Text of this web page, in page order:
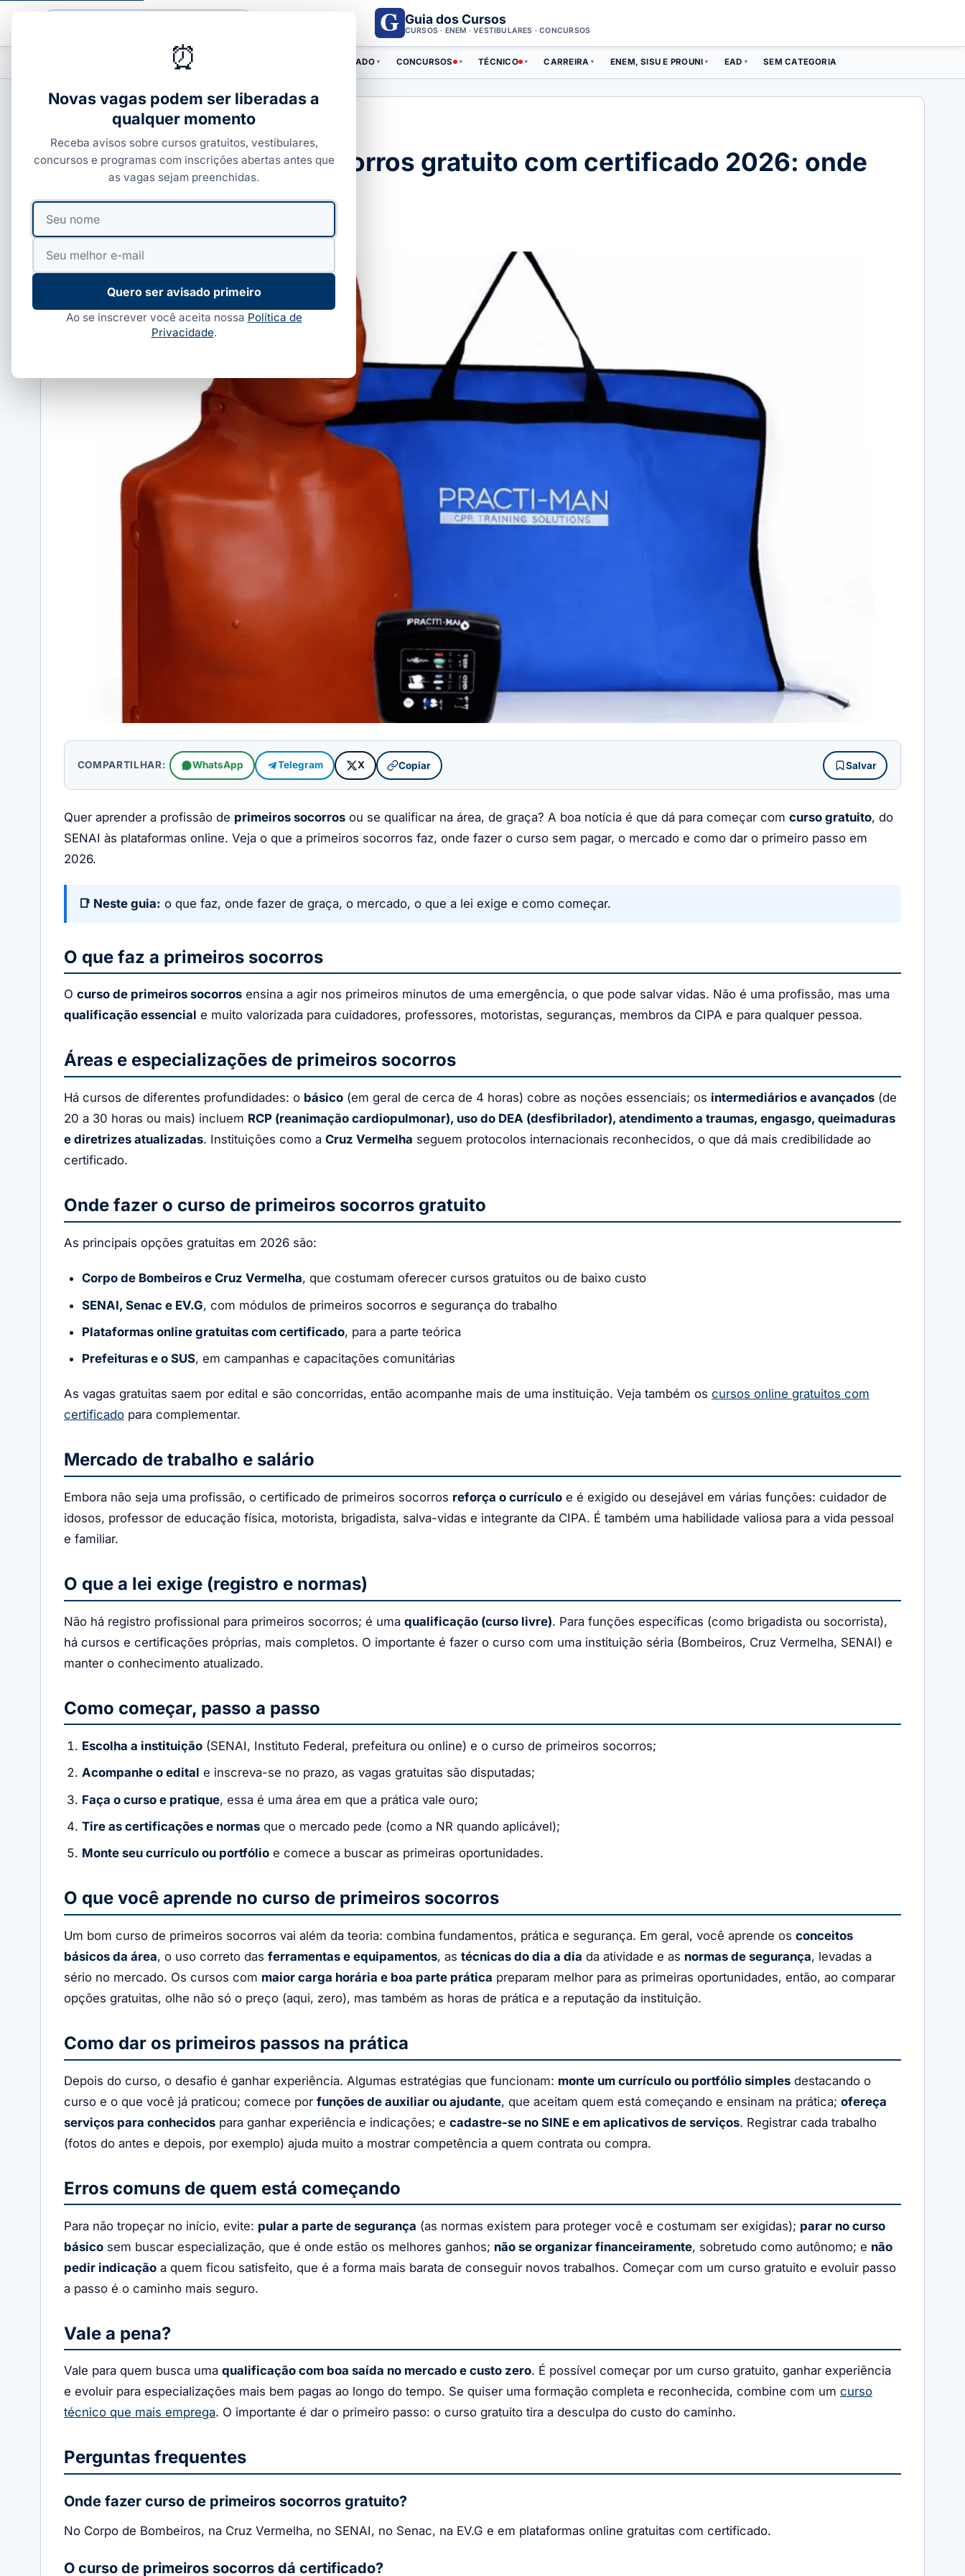
Guia dos Cursos
CURSOS · ENEM · VESTIBULARES · CONCURSOS
PROFISSIONALIZANTES CURSOS COM CERTIFICADO ▾ CONCURSOS ▾ TÉCNICO ▾ CARREIRA ▾ ENEM, SISU E PROUNI ▾ EAD ▾ SEM CATEGORIA
PROFISSIONALIZANTES E ÁREAS
Curso de primeiros socorros gratuito com certificado 2026: onde
fazer
PorIvan Alves
COMPARTILHAR: WhatsApp Telegram X Copiar Salvar
Quer aprender a profissão de primeiros socorros ou se qualificar na área, de graça? A boa notícia é que dá para começar com curso gratuito, do
SENAI às plataformas online. Veja o que a primeiros socorros faz, onde fazer o curso sem pagar, o mercado e como dar o primeiro passo em
2026.
📑 Neste guia: o que faz, onde fazer de graça, o mercado, o que a lei exige e como começar.
O que faz a primeiros socorros
O curso de primeiros socorros ensina a agir nos primeiros minutos de uma emergência, o que pode salvar vidas. Não é uma profissão, mas uma
qualificação essencial e muito valorizada para cuidadores, professores, motoristas, seguranças, membros da CIPA e para qualquer pessoa.
Áreas e especializações de primeiros socorros
Há cursos de diferentes profundidades: o básico (em geral de cerca de 4 horas) cobre as noções essenciais; os intermediários e avançados (de
20 a 30 horas ou mais) incluem RCP (reanimação cardiopulmonar), uso do DEA (desfibrilador), atendimento a traumas, engasgo, queimaduras
e diretrizes atualizadas. Instituições como a Cruz Vermelha seguem protocolos internacionais reconhecidos, o que dá mais credibilidade ao
certificado.
Onde fazer o curso de primeiros socorros gratuito
As principais opções gratuitas em 2026 são:
Corpo de Bombeiros e Cruz Vermelha, que costumam oferecer cursos gratuitos ou de baixo custo
SENAI, Senac e EV.G, com módulos de primeiros socorros e segurança do trabalho
Plataformas online gratuitas com certificado, para a parte teórica
Prefeituras e o SUS, em campanhas e capacitações comunitárias
As vagas gratuitas saem por edital e são concorridas, então acompanhe mais de uma instituição. Veja também os cursos online gratuitos com
certificado para complementar.
Mercado de trabalho e salário
Embora não seja uma profissão, o certificado de primeiros socorros reforça o currículo e é exigido ou desejável em várias funções: cuidador de
idosos, professor de educação física, motorista, brigadista, salva-vidas e integrante da CIPA. É também uma habilidade valiosa para a vida pessoal
e familiar.
O que a lei exige (registro e normas)
Não há registro profissional para primeiros socorros; é uma qualificação (curso livre). Para funções específicas (como brigadista ou socorrista),
há cursos e certificações próprias, mais completos. O importante é fazer o curso com uma instituição séria (Bombeiros, Cruz Vermelha, SENAI) e
manter o conhecimento atualizado.
Como começar, passo a passo
Escolha a instituição (SENAI, Instituto Federal, prefeitura ou online) e o curso de primeiros socorros;
Acompanhe o edital e inscreva-se no prazo, as vagas gratuitas são disputadas;
Faça o curso e pratique, essa é uma área em que a prática vale ouro;
Tire as certificações e normas que o mercado pede (como a NR quando aplicável);
Monte seu currículo ou portfólio e comece a buscar as primeiras oportunidades.
O que você aprende no curso de primeiros socorros
Um bom curso de primeiros socorros vai além da teoria: combina fundamentos, prática e segurança. Em geral, você aprende os conceitos
básicos da área, o uso correto das ferramentas e equipamentos, as técnicas do dia a dia da atividade e as normas de segurança, levadas a
sério no mercado. Os cursos com maior carga horária e boa parte prática preparam melhor para as primeiras oportunidades, então, ao comparar
opções gratuitas, olhe não só o preço (aqui, zero), mas também as horas de prática e a reputação da instituição.
Como dar os primeiros passos na prática
Depois do curso, o desafio é ganhar experiência. Algumas estratégias que funcionam: monte um currículo ou portfólio simples destacando o
curso e o que você já praticou; comece por funções de auxiliar ou ajudante, que aceitam quem está começando e ensinam na prática; ofereça
serviços para conhecidos para ganhar experiência e indicações; e cadastre-se no SINE e em aplicativos de serviços. Registrar cada trabalho
(fotos do antes e depois, por exemplo) ajuda muito a mostrar competência a quem contrata ou compra.
Erros comuns de quem está começando
Para não tropeçar no início, evite: pular a parte de segurança (as normas existem para proteger você e costumam ser exigidas); parar no curso
básico sem buscar especialização, que é onde estão os melhores ganhos; não se organizar financeiramente, sobretudo como autônomo; e não
pedir indicação a quem ficou satisfeito, que é a forma mais barata de conseguir novos trabalhos. Começar com um curso gratuito e evoluir passo
a passo é o caminho mais seguro.
Vale a pena?
Vale para quem busca uma qualificação com boa saída no mercado e custo zero. É possível começar por um curso gratuito, ganhar experiência
e evoluir para especializações mais bem pagas ao longo do tempo. Se quiser uma formação completa e reconhecida, combine com um curso
técnico que mais emprega. O importante é dar o primeiro passo: o curso gratuito tira a desculpa do custo do caminho.
Perguntas frequentes
Onde fazer curso de primeiros socorros gratuito?
No Corpo de Bombeiros, na Cruz Vermelha, no SENAI, no Senac, na EV.G e em plataformas online gratuitas com certificado.
O curso de primeiros socorros dá certificado?
⏰
Novas vagas podem ser liberadas a
qualquer momento
Receba avisos sobre cursos gratuitos, vestibulares,
concursos e programas com inscrições abertas antes que
as vagas sejam preenchidas.
Seu
nome
Seu
mail
Quero ser avisado primeiro
Ao se inscrever você aceita nossa Política de
Privacidade.